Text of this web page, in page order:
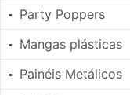
▪ Party Poppers
▪ Mangas plásticas
▪ Painéis Metálicos